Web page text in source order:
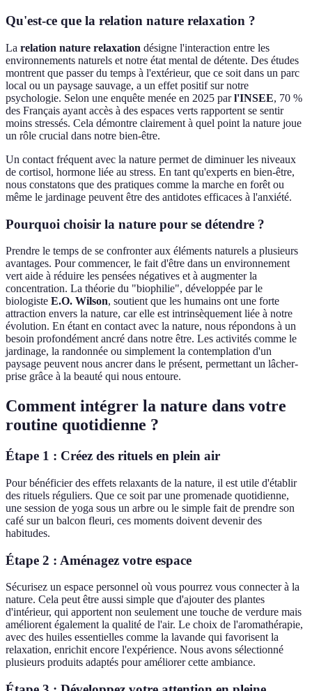
Qu'est-ce que la relation nature relaxation ?
La relation nature relaxation désigne l'interaction entre les
environnements naturels et notre état mental de détente. Des études
montrent que passer du temps à l'extérieur, que ce soit dans un parc
local ou un paysage sauvage, a un effet positif sur notre
psychologie. Selon une enquête menée en 2025 parl'INSEE, 70 %
des Français ayant accès à des espaces verts rapportent se sentir
moins stressés. Cela démontre clairement à quel point la nature joue
un rôle crucial dans notre bien-être.
Un contact fréquent avec la nature permet de diminuer les niveaux
de cortisol, hormone liée au stress. En tant qu'experts en bien-être,
nous constatons que des pratiques comme la marche en forêt ou
même le jardinage peuvent être des antidotes efficaces à l'anxiété.
Pourquoi choisir la nature pour se détendre ?
Prendre le temps de se confronter aux éléments naturels a plusieurs
avantages. Pour commencer, le fait d'être dans un environnement
vert aide à réduire les pensées négatives et à augmenter la
concentration. La théorie du "biophilie", développée par le
biologiste E.O. Wilson, soutient que les humains ont une forte
attraction envers la nature, car elle est intrinsèquement liée à notre
évolution. En étant en contact avec la nature, nous répondons à un
besoin profondément ancré dans notre être. Les activités comme le
jardinage, la randonnée ou simplement la contemplation d'un
paysage peuvent nous ancrer dans le présent, permettant un lâcher-
prise grâce à la beauté qui nous entoure.
Comment intégrer la nature dans votre
routine quotidienne ?
Étape 1 : Créez des rituels en plein air
Pour bénéficier des effets relaxants de la nature, il est utile d'établir
des rituels réguliers. Que ce soit par une promenade quotidienne,
une session de yoga sous un arbre ou le simple fait de prendre son
café sur un balcon fleuri, ces moments doivent devenir des
habitudes.
Étape 2 : Aménagez votre espace
Sécurisez un espace personnel où vous pourrez vous connecter à la
nature. Cela peut être aussi simple que d'ajouter des plantes
d'intérieur, qui apportent non seulement une touche de verdure mais
améliorent également la qualité de l'air. Le choix de l'aromathérapie,
avec des huiles essentielles comme la lavande qui favorisent la
relaxation, enrichit encore l'expérience. Nous avons sélectionné
plusieurs produits adaptés pour améliorer cette ambiance.